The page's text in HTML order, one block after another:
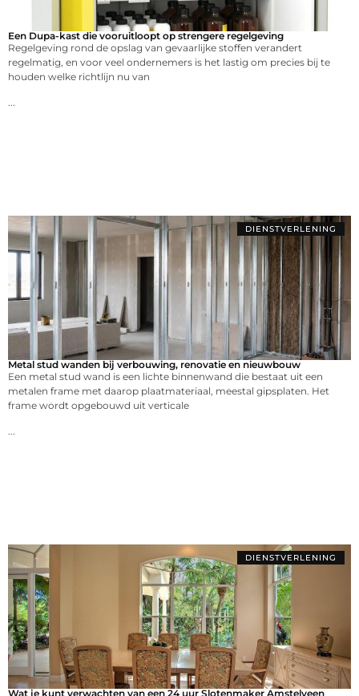
Een Dupa-kast die vooruitloopt op strengere regelgeving
Regelgeving rond de opslag van gevaarlijke stoffen verandert
regelmatig, en voor veel ondernemers is het lastig om precies bij te
houden welke richtlijn nu van
...
DIENSTVERLENING
Metal stud wanden bij verbouwing, renovatie en nieuwbouw
Een metal stud wand is een lichte binnenwand die bestaat uit een
metalen frame met daarop plaatmateriaal, meestal gipsplaten. Het
frame wordt opgebouwd uit verticale
...
DIENSTVERLENING
Wat je kunt verwachten van een 24 uur Slotenmaker Amstelveen